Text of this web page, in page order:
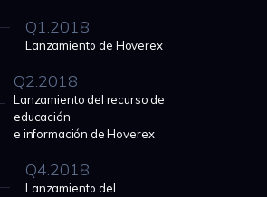
Q1.2018
Lanzamiento de Hoverex
Q2.2018
Lanzamiento del recurso de
educación
e información de Hoverex
Q4.2018
Lanzamiento del